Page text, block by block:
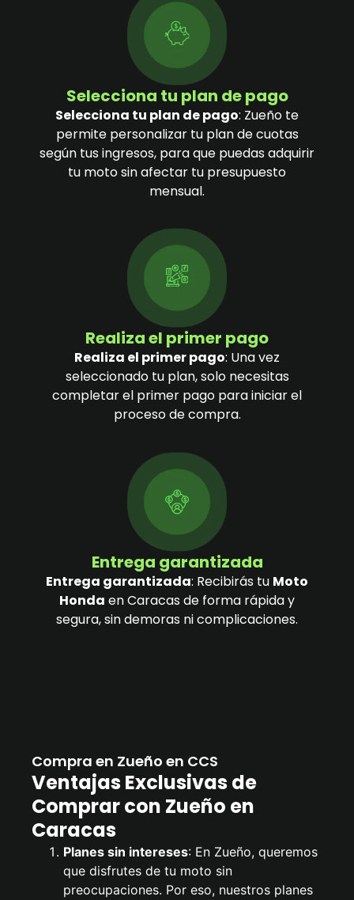
Selecciona tu plan de pago
Selecciona tu plan de pago: Zueño te
permite personalizar tu plan de cuotas
según tus ingresos, para que puedas adquirir
tu moto sin afectar tu presupuesto
mensual.
Realiza el primer pago
Realiza el primer pago: Una vez
seleccionado tu plan, solo necesitas
completar el primer pago para iniciar el
proceso de compra.
Entrega garantizada
Entrega garantizada: Recibirás tu Moto
Honda en Caracas de forma rápida y
segura, sin demoras ni complicaciones.
Compra en Zueño en CCS
Ventajas Exclusivas de
Comprar con Zueño en
Caracas
Planes sin intereses: En Zueño, queremos
que disfrutes de tu moto sin
preocupaciones. Por eso, nuestros planes